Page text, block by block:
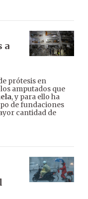
a
prótesis en
amputados que
, y para ello ha
de fundaciones
cantidad de